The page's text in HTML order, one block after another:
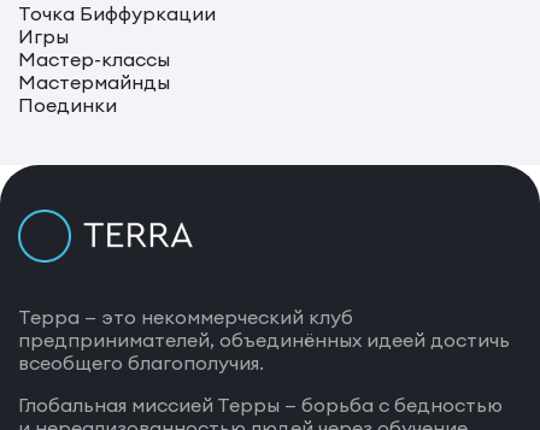
Точка Биффуркации
Игры
Мастер-классы
Мастермайнды
Поединки
Терра — это некоммерческий клуб
предпринимателей, объединённых идеей достичь
всеобщего благополучия.
Глобальная миссией Терры — борьба с бедностью